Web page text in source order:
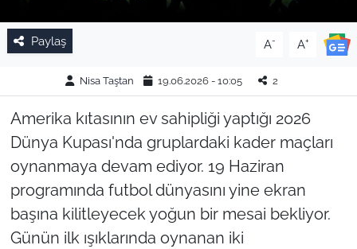
Paylaş A- A+
Nisa Taştan 19.06.2026 - 10:05 2
Amerika kıtasının ev sahipliği yaptığı 2026
Dünya Kupası'nda gruplardaki kader maçları
oynanmaya devam ediyor. 19 Haziran
programında futbol dünyasını yine ekran
başına kilitleyecek yoğun bir mesai bekliyor.
Günün ilk ışıklarında oynanan iki